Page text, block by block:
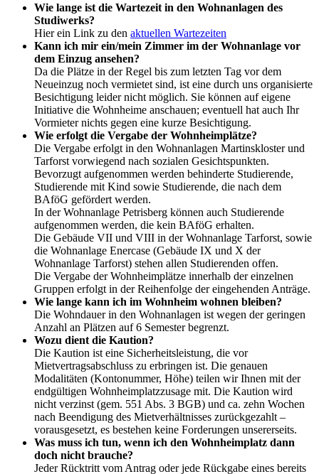
Wie lange ist die Wartezeit in den Wohnanlagen des
Studiwerks?
Hier ein Link zu den aktuellen Wartezeiten
Kann ich mir ein/mein Zimmer im der Wohnanlage vor
dem Einzug ansehen?
Da die Plätze in der Regel bis zum letzten Tag vor dem
Neueinzug noch vermietet sind, ist eine durch uns organisierte
Besichtigung leider nicht möglich. Sie können auf eigene
Initiative die Wohnheime anschauen; eventuell hat auch Ihr
Vormieter nichts gegen eine kurze Besichtigung.
Wie erfolgt die Vergabe der Wohnheimplätze?
Die Vergabe erfolgt in den Wohnanlagen Martinskloster und
Tarforst vorwiegend nach sozialen Gesichtspunkten.
Bevorzugt aufgenommen werden behinderte Studierende,
Studierende mit Kind sowie Studierende, die nach dem
BAföG gefördert werden.
In der Wohnanlage Petrisberg können auch Studierende
aufgenommen werden, die kein BAföG erhalten.
Die Gebäude VII und VIII in der Wohnanlage Tarforst, sowie
die Wohnanlage Enercase (Gebäude IX und X der
Wohnanlage Tarforst) stehen allen Studierenden offen.
Die Vergabe der Wohnheimplätze innerhalb der einzelnen
Gruppen erfolgt in der Reihenfolge der eingehenden Anträge.
Wie lange kann ich im Wohnheim wohnen bleiben?
Die Wohndauer in den Wohnanlagen ist wegen der geringen
Anzahl an Plätzen auf 6 Semester begrenzt.
Wozu dient die Kaution?
Die Kaution ist eine Sicherheitsleistung, die vor
Mietvertragsabschluss zu erbringen ist. Die genauen
Modalitäten (Kontonummer, Höhe) teilen wir Ihnen mit der
endgültigen Wohnheimplatzzusage mit. Die Kaution wird
nicht verzinst (gem. 551 Abs. 3 BGB) und ca. zehn Wochen
nach Beendigung des Mietverhältnisses zurückgezahlt –
vorausgesetzt, es bestehen keine Forderungen unsererseits.
Was muss ich tun, wenn ich den Wohnheimplatz dann
doch nicht brauche?
Jeder Rücktritt vom Antrag oder jede Rückgabe eines bereits